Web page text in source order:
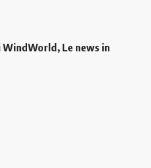
WindWorld, Le news in